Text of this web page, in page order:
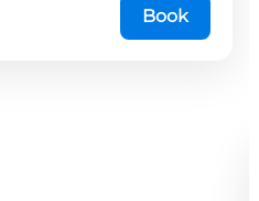
Book